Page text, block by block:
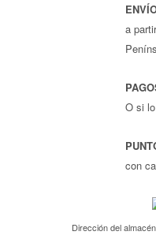
a
O si
con
Dirección del